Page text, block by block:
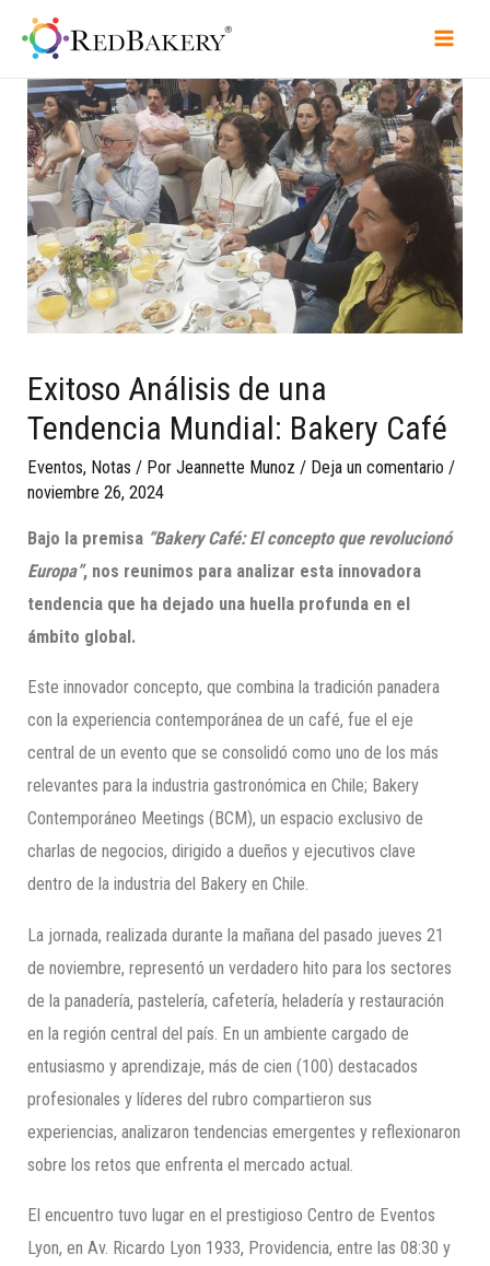
Exitoso Análisis de una
Tendencia Mundial: Bakery Café
Eventos, Notas / PorJeannette Munoz / Deja un comentario /
noviembre 26, 2024
Bajo la premisa “Bakery Café: El concepto que revolucionó
Europa”, nos reunimos para analizar esta innovadora
tendencia que ha dejado una huella profunda en el
ámbito global.
Este innovador concepto, que combina la tradición panadera
con la experiencia contemporánea de un café, fue el eje
central de un evento que se consolidó como uno de los más
relevantes para la industria gastronómica en Chile; Bakery
Contemporáneo Meetings (BCM), un espacio exclusivo de
charlas de negocios, dirigido a dueños y ejecutivos clave
dentro de la industria del Bakery en Chile.
La jornada, realizada durante la mañana del pasado jueves 21
de noviembre, representó un verdadero hito para los sectores
de la panadería, pastelería, cafetería, heladería y restauración
en la región central del país. En un ambiente cargado de
entusiasmo y aprendizaje, más de cien (100) destacados
profesionales y líderes del rubro compartieron sus
experiencias, analizaron tendencias emergentes y reflexionaron
sobre los retos que enfrenta el mercado actual.
El encuentro tuvo lugar en el prestigioso Centro de Eventos
Lyon, en Av. Ricardo Lyon 1933, Providencia, entre las 08:30 y